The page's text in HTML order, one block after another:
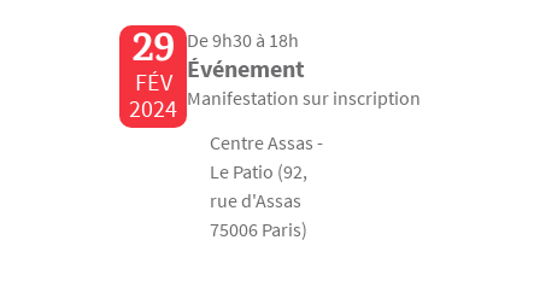
29
FÉV
2024
De 9h30 à 18h
Événement
Manifestation sur inscription
Centre Assas -
Le Patio (92,
rue d'Assas
75006 Paris)